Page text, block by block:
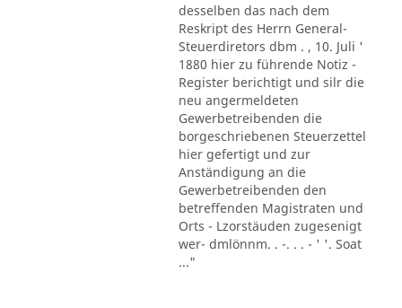
desselben das nach dem
Reskript des Herrn General-
Steuerdiretors dbm . , 10. Juli '
1880 hier zu führende Notiz -
Register berichtigt und silr die
neu angermeldeten
Gewerbetreibenden die
borgeschriebenen Steuerzettel
hier gefertigt und zur
Anständigung an die
Gewerbetreibenden den
betreffenden Magistraten und
Orts - Lzorstäuden zugesenigt
wer- dmlönnm. . -. . . - ' '. Soat
..."